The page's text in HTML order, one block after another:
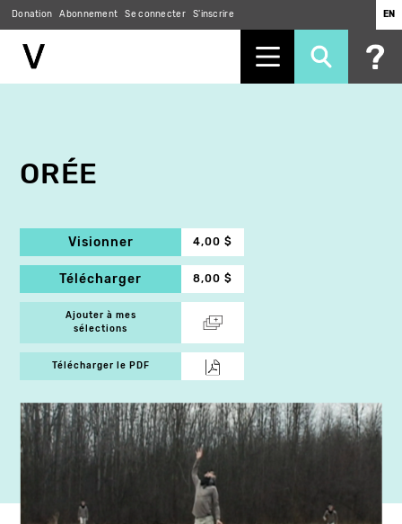
Donation Abonnement Se connecter S'inscrire EN
ORÉE
Visionner 4,00 $
Télécharger 8,00 $
Ajouter à mes
sélections
Télécharger le PDF